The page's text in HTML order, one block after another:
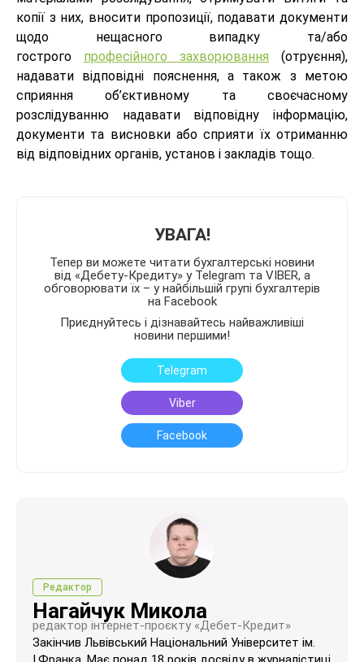
копії з них, вносити пропозиції, подавати документи
щодо нещасного випадку та/або
гострого професійного захворювання (отруєння),
надавати відповідні пояснення, а також з метою
сприяння об’єктивному та своєчасному
розслідуванню надавати відповідну інформацію,
документи та висновки або сприяти їх отриманню
від відповідних органів, установ і закладів тощо.
УВАГА!
Тепер ви можете читати бухгалтерські новини
від «Дебету-Кредиту» у Telegram та VIBER, а
обговорювати їх – у найбільшій групі бухгалтерів
на Facebook
Приєднуйтесь і дізнавайтесь найважливіші
новини першими!
Telegram
Viber
Facebook
Редактор
Нагайчук Микола
редактор інтернет-проєкту «Дебет-Кредит»
Закінчив Львівський Національний Університет ім.